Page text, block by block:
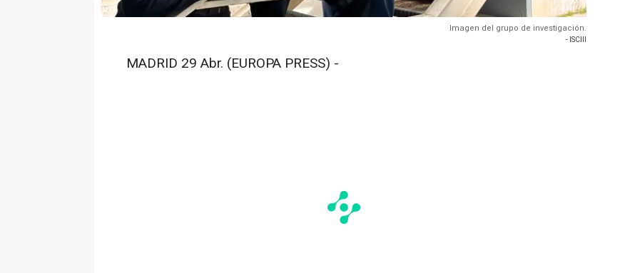
Imagen del grupo de investigación.
- ISCIII
MADRID 29 Abr. (EUROPA PRESS) -